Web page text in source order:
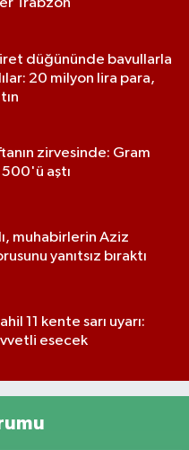
Trabzon
düğününde bavullarla
20 milyon lira para,
zirvesinde: Gram
500'ü aştı
muhabirlerin Aziz
yanıtsız bıraktı
11 kente sarı uyarı:
esecek